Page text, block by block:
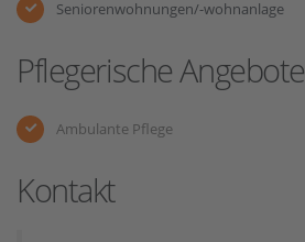
Seniorenwohnungen/-wohnanlage
Pflegerische Angebote
Ambulante Pflege
Kontakt